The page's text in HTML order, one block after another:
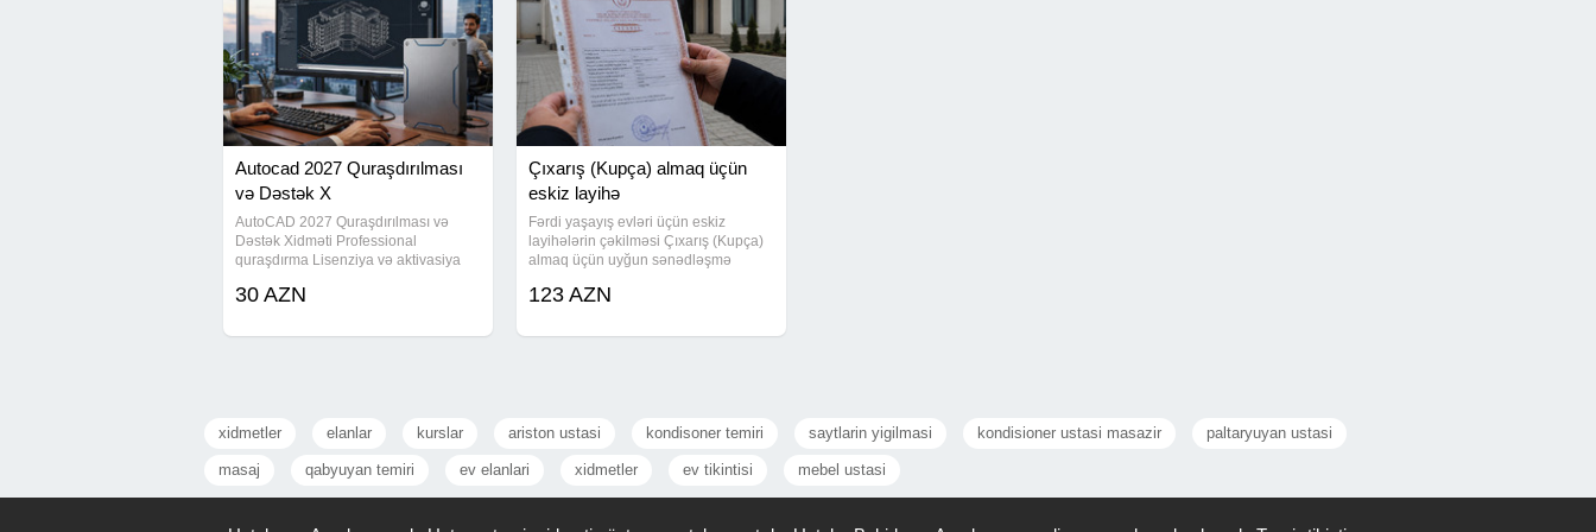
Autocad 2027 Quraşdırılması
və Dəstək X
AutoCAD 2027 Quraşdırılması və
Dəstək Xidməti Professional
quraşdırma Lisenziya və aktivasiya
Server və şəbəkə uyğunlaşdırılması
30 AZN
Çıxarış (Kupça) almaq üçün
eskiz layihə
Fərdi yaşayış evləri üçün eskiz
layihələrin çəkilməsi Çıxarış (Kupça)
almaq üçün uyğun sənədləşmə
mütəxəssis tərəfindən hazırlanır Bakı
123 AZN
xidmetler elanlar kurslar ariston ustasi kondisoner temiri saytlarin yigilmasi kondisioner ustasi masazir paltaryuyan ustasi
masaj qabyuyan temiri ev elanlari xidmetler ev tikintisi mebel ustasi